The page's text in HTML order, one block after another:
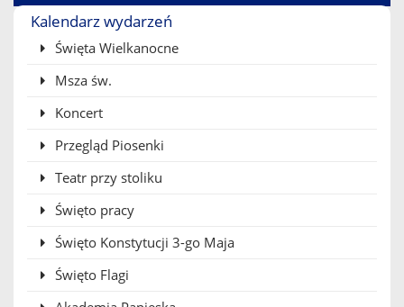
Menu boczne
Kalendarz wydarzeń
Święta Wielkanocne
Msza św.
Koncert
Przegląd Piosenki
Teatr przy stoliku
Święto pracy
Święto Konstytucji 3-go Maja
Święto Flagi